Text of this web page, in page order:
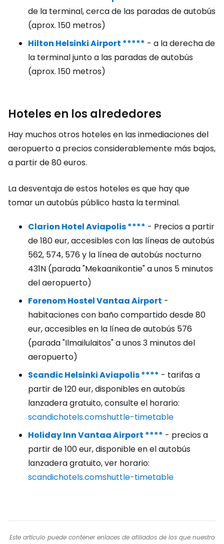
de la terminal, cerca de las paradas de autobús
(aprox. 150 metros)
Hilton Helsinki Airport ***** - a la derecha de
la terminal junto a las paradas de autobús
(aprox. 150 metros)
Hoteles en los alrededores
Hay muchos otros hoteles en las inmediaciones del
aeropuerto a precios considerablemente más bajos,
a partir de 80 euros.
La desventaja de estos hoteles es que hay que
tomar un autobús público hasta la terminal.
Clarion Hotel Aviapolis **** - Precios a partir
de 180 eur, accesibles con las líneas de autobús
562, 574, 576 y la línea de autobús nocturno
431N (parada "Mekaanikontie" a unos 5 minutos
del aeropuerto)
Forenom Hostel Vantaa Airport -
habitaciones con baño compartido desde 80
eur, accesibles en la línea de autobús 576
(parada "Ilmailulaitos" a unos 3 minutos del
aeropuerto)
Scandic Helsinki Aviapolis **** - tarifas a
partir de 120 eur, disponibles en autobús
lanzadera gratuito, consulte el horario:
scandichotels.comshuttle-timetable
Holiday Inn Vantaa Airport **** - precios a
partir de 100 eur, disponible en el autobús
lanzadera gratuito, ver horario:
scandichotels.comshuttle-timetable
Este artículo puede contener enlaces de afiliados de los que nuestro